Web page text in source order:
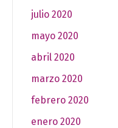
julio 2020
mayo 2020
abril 2020
marzo 2020
febrero 2020
enero 2020